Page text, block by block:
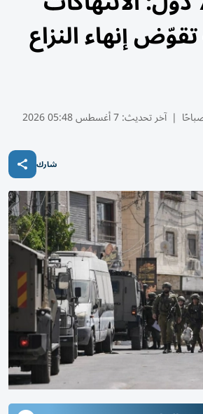
تقوّض إنهاء النزاع
| آخر تحديث:7 أغسطس 05:48 2026
شارك